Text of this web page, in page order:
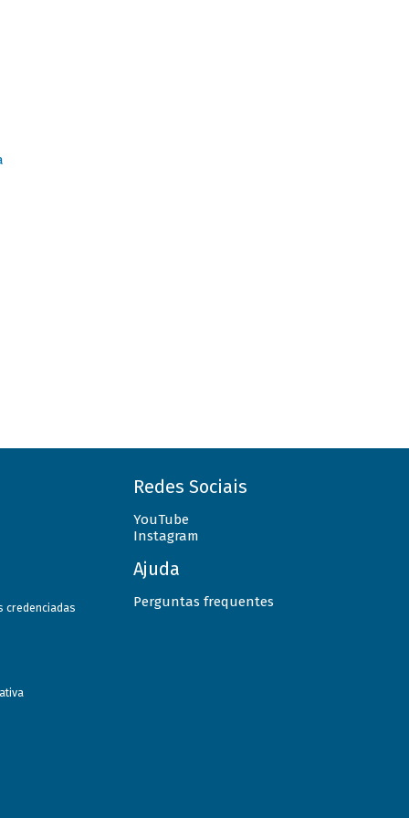
credenciadas
Redes Sociais
YouTube
Instagram
Ajuda
Perguntas frequentes